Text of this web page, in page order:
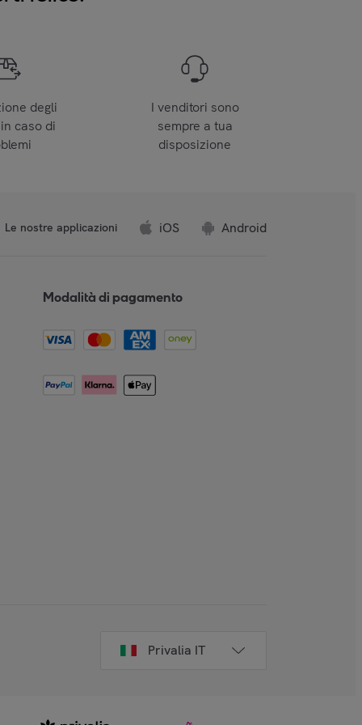
degli
caso di
I venditori sono
sempre a tua
disposizione
Le nostre applicazioni iOS Android
Modalità di pagamento
Privalia IT